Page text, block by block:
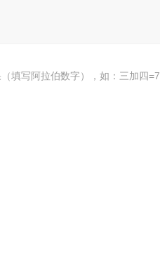
填写阿拉伯数字），如：三加四=7